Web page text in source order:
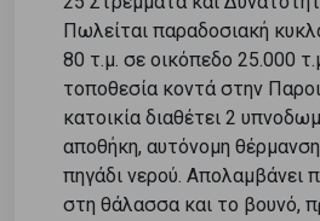
Πωλείται παραδοσιακή
80 τ.μ. σε οικόπεδο 25.000
τοποθεσία κοντά στην
κατοικία διαθέτει 2
αποθήκη, αυτόνομη θέρμανση
πηγάδι νερού. Απολαμβάνει
στη θάλασσα και το βουνό,